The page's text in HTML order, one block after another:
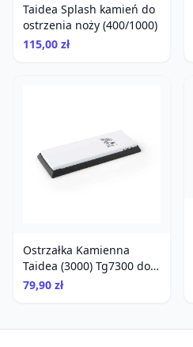
Taidea Splash kamień do
ostrzenia noży (400/1000)
115,00 zł
Ostrzałka Kamienna
Taidea (3000) Tg7300 do
Noży Kuchennych,
79,90 zł